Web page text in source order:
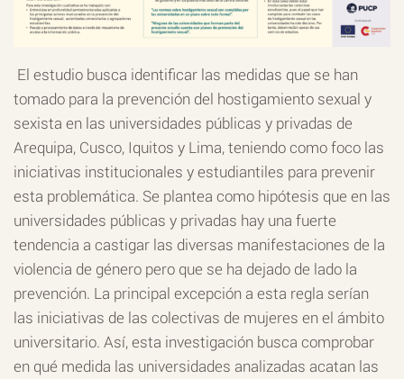
El estudio busca identificar las medidas que se han
tomado para la prevención del hostigamiento sexual y
sexista en las universidades públicas y privadas de
Arequipa, Cusco, Iquitos y Lima, teniendo como foco las
iniciativas institucionales y estudiantiles para prevenir
esta problemática. Se plantea como hipótesis que en las
universidades públicas y privadas hay una fuerte
tendencia a castigar las diversas manifestaciones de la
violencia de género pero que se ha dejado de lado la
prevención. La principal excepción a esta regla serían
las iniciativas de las colectivas de mujeres en el ámbito
universitario. Así, esta investigación busca comprobar
en qué medida las universidades analizadas acatan las